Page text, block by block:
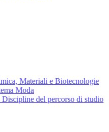
Materiali e Biotecnologie
Moda
del percorso di studio